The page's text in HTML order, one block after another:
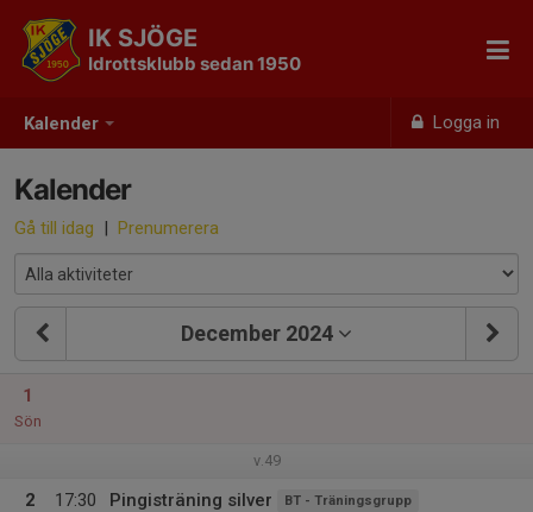
Kalender Logga in
IK SJÖGE
Idrottsklubb sedan 1950
Kalender
Gå till idag | Prenumerera
December 2024
1
Sön
v.49
2
17:30
Pingisträning silver BT - Träningsgrupp